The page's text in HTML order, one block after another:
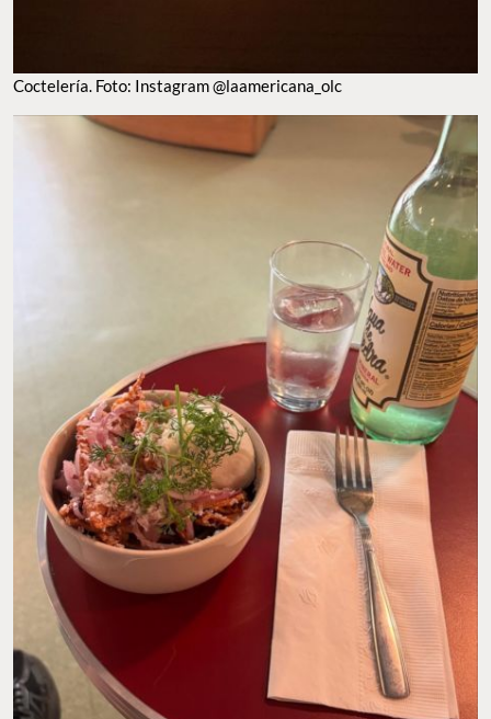
Coctelería. Foto: Instagram @laamericana_olc